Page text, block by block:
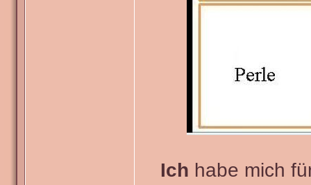
Ich habe mich